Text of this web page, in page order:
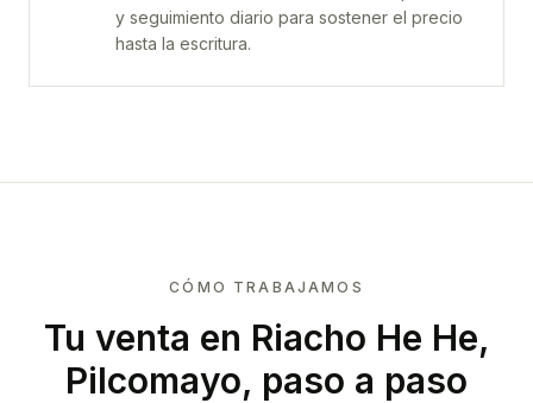
y seguimiento diario para sostener el precio
hasta la escritura.
CÓMO TRABAJAMOS
Tu venta en Riacho He He,
Pilcomayo, paso a paso